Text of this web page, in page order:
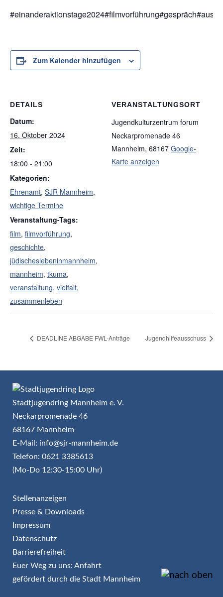
Zum Kalender hinzufügen
DETAILS
Datum:
16. Oktober 2024
Zeit:
18:00 - 21:00
Kategorien:
Ehrenamt, SJR Mannheim,
wichtige Termine
Veranstaltung-Tags:
film, filmvorführung,
geschichte,
jüdischeslebeninmannheim,
mannheim, tkuma,
veranstaltung, vielfalt,
zusammenleben
VERANSTALTUNGSORT
Jugendkulturzentrum forum
Neckarpromenade 46
Mannheim, 68167 Google-
Karte anzeigen
DEADLINE ABGABE FWL-Anträge Jugendhilfeausschuss
Stadtjugendring Mannheim e. V.
Neckarpromenade 46
68167 Mannheim
E-Mail: info@sjr-mannheim.de
Telefon: 0621 3385613
(Mo-Do 12:30-15:00 Uhr)
Stellenanzeigen
Presse & Downloads
Impressum
Datenschutz
Barrierefreiheit
Euer Weg zu uns: Anfahrt
gefördert durch die Stadt Mannheim